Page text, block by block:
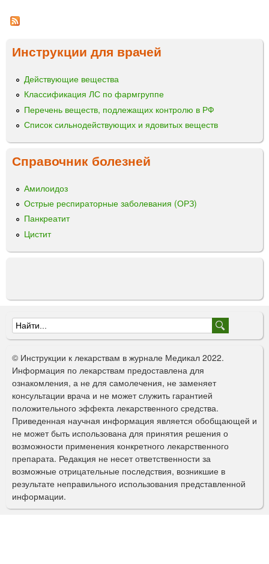
т
о
р
д
л
я
н
у
з
и
у
р
и
н
н
г
и
в
н
р
е
ч
о
г
о
в
в
е
д
е
н
и
я
е
в
а
г
н
а
л
ь
ы
й
н
и
ы
Инструкции для врачей
Действующие вещества
Классификация ЛС по фармгруппе
Перечень веществ, подлежащих контролю в РФ
Список сильнодействующих и ядовитых веществ
Справочник болезней
Амилоидоз
Острые респираторные заболевания (ОРЗ)
Панкреатит
Цистит
Ф
о
р
м
а
п
о
и
с
к
© Инструкции к лекарствам в журнале Медикал 2022.
Информация по лекарствам предоставлена для
ознакомления, а не для самолечения, не заменяет
консультации врача и не может служить гарантией
положительного эффекта лекарственного средства.
Приведенная научная информация является обобщающей и
не может быть использована для принятия решения о
возможности применения конкретного лекарственного
препарата. Редакция не несет ответственности за
возможные отрицательные последствия, возникшие в
результате неправильного использования представленной
информации.